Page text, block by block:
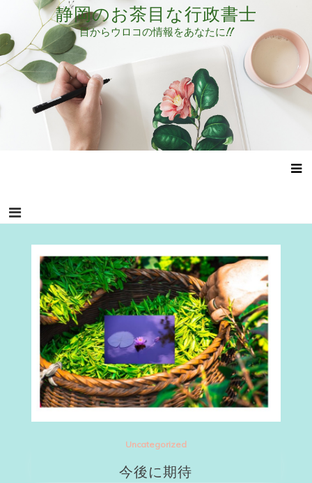
テ
ン
ツ
キ
静岡のお茶目な行政書士
目からウロコの情報をあなたに!!
Uncategorized
今後に期待